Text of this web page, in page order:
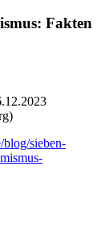
Fakten
)
blog/sieben-